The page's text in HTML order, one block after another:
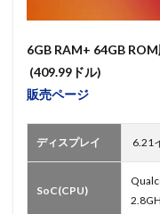
6GB RAM+ 64GB
(409.99ドル)
販売ページ
ディスプレイ 6.21
SoC(CPU)